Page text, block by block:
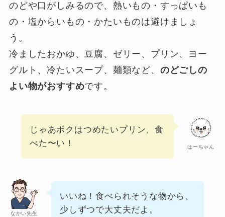
のどや口がしみるので、熱いもの・すっぱいも
の・塩からいもの・かたいものは避けましょ
う。
冷ましたおかゆ、豆腐、ゼリー、プリン、ヨー
グルト、冷たいスープ、麺類など、 のどごしの
よい物がおすすめです。
はーちゃん
じゃあボクはつめたいプリン、食
べた〜い！
なかい先生
いいね！食べられそうな物から、
少しずつで大丈夫だよ。